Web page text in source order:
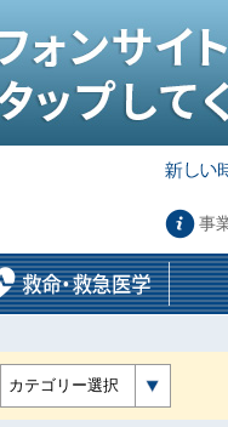
事
カテゴリー選択